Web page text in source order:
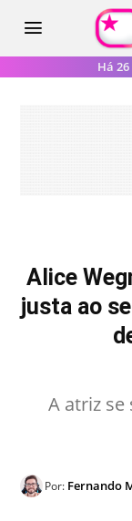
Há
Alice
justa ao
A atriz se
Por: Fernando